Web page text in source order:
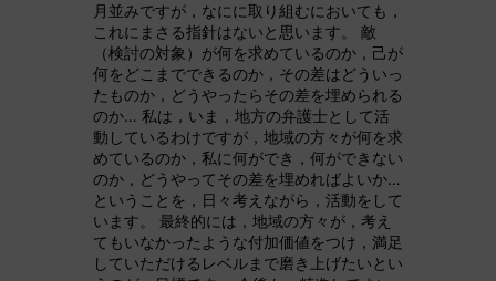
月並みですが，なにに取り組むにおいても，
これにまさる指針はないと思います。 敵
（検討の対象）が何を求めているのか，己が
何をどこまでできるのか，その差はどういっ
たものか，どうやったらその差を埋められる
のか… 私は，いま，地方の弁護士として活
動しているわけですが，地域の方々が何を求
めているのか，私に何ができ，何ができない
のか，どうやってその差を埋めればよいか…
ということを，日々考えながら，活動をして
います。 最終的には，地域の方々が，考え
てもいなかったような付加価値をつけ，満足
していただけるレベルまで磨き上げたいとい